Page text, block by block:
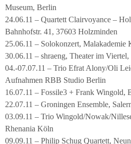
Museum, Berlin
24.06.11 – Quartett Clairvoyance –
Bahnhofstr. 41, 37603 Holzminden
25.06.11 – Solokonzert, Malakademie
30.06.11 – shraeng, Theater im Viertel,
04.-07.07.11 – Trio Efrat Alony/Oli
Aufnahmen RBB Studio Berlin
16.07.11 – Fossile3 + Frank Wingold,
22.07.11 – Groningen Ensemble,
03.09.11 – Trio Wingold/Nowak/
Rhenania Köln
09.09.11 – Philip Schug Quartett,